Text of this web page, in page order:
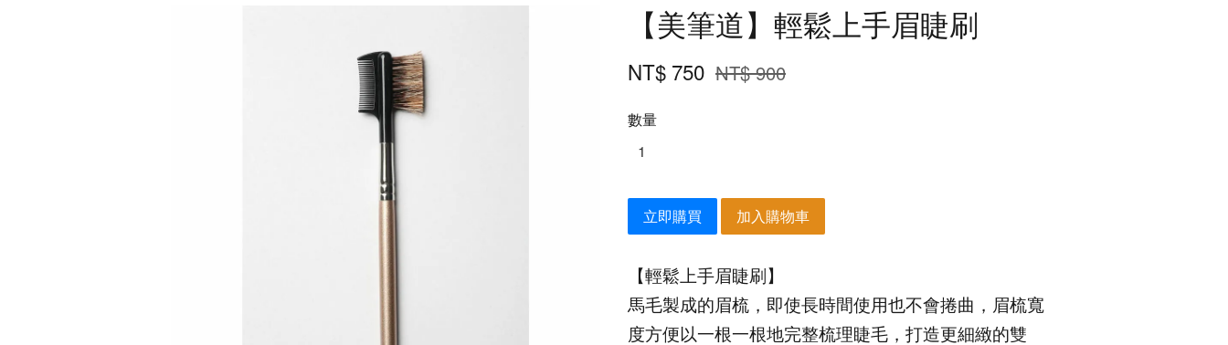
【美筆道】輕鬆上手眉睫刷
NT$ 750 NT$ 900
數量
立即購買 加入購物車
【輕鬆上手眉睫刷】
馬毛製成的眉梳，即使長時間使用也不會捲曲，眉梳寬
度方便以一根一根地完整梳理睫毛，打造更細緻的雙